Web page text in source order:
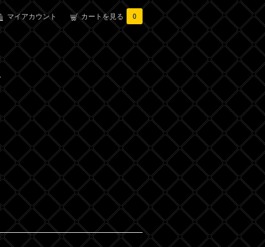
マイアカウント カートを見る 0